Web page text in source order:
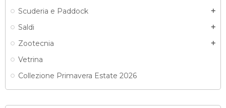
Scuderia e Paddock add
Saldi add
Zootecnia add
Vetrina
Collezione Primavera Estate 2026